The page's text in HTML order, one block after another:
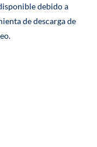
debido a
de descarga de